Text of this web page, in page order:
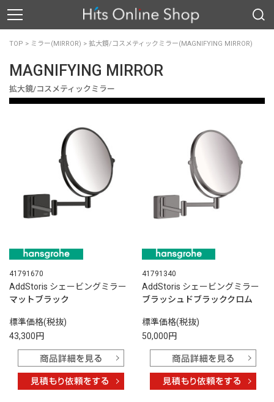
TOP > ミラー(MIRROR) > 拡大鏡/コスメティックミラー(MAGNIFYING MIRROR)
MAGNIFYING MIRROR
拡大鏡/コスメティックミラー
41791670
AddStoris シェービングミラー
マットブラック
標準価格(税抜)
43,300円
41791340
AddStoris シェービングミラー
ブラッシュドブラッククロム
標準価格(税抜)
50,000円